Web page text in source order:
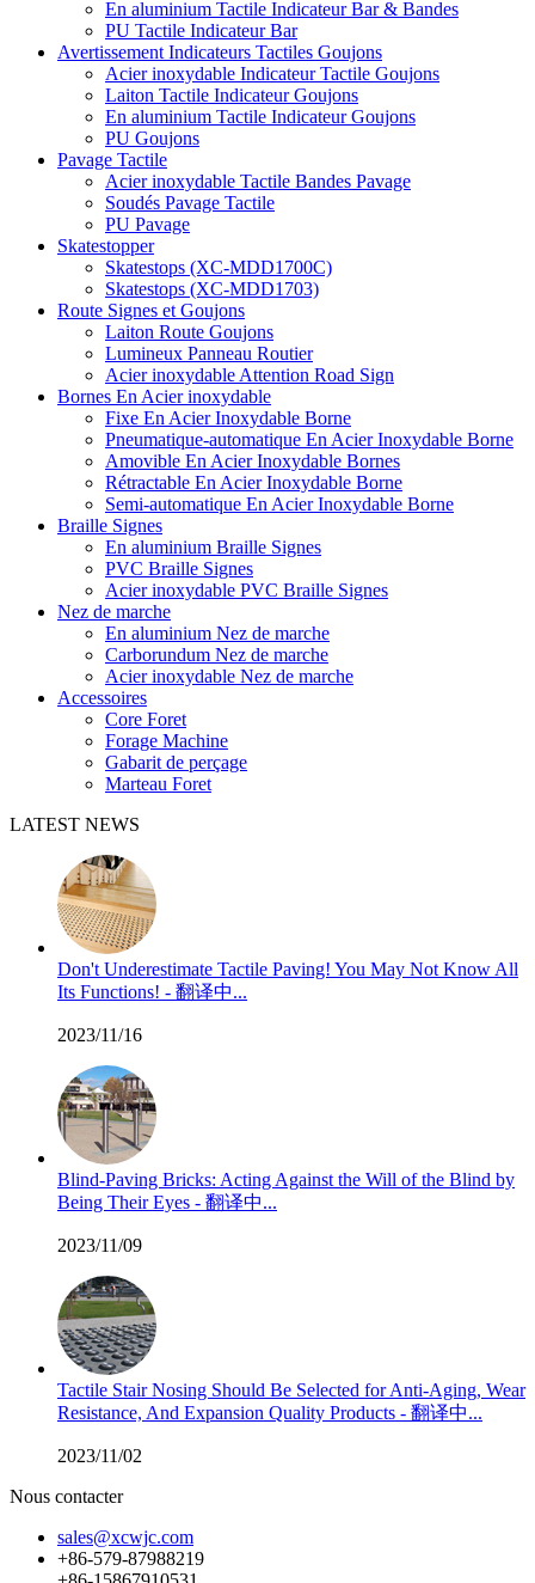
En aluminium Tactile Indicateur Bar & Bandes
PU Tactile Indicateur Bar
Avertissement Indicateurs Tactiles Goujons
Acier inoxydable Indicateur Tactile Goujons
Laiton Tactile Indicateur Goujons
En aluminium Tactile Indicateur Goujons
PU Goujons
Pavage Tactile
Acier inoxydable Tactile Bandes Pavage
Soudés Pavage Tactile
PU Pavage
Skatestopper
Skatestops (XC-MDD1700C)
Skatestops (XC-MDD1703)
Route Signes et Goujons
Laiton Route Goujons
Lumineux Panneau Routier
Acier inoxydable Attention Road Sign
Bornes En Acier inoxydable
Fixe En Acier Inoxydable Borne
Pneumatique-automatique En Acier Inoxydable Borne
Amovible En Acier Inoxydable Bornes
Rétractable En Acier Inoxydable Borne
Semi-automatique En Acier Inoxydable Borne
Braille Signes
En aluminium Braille Signes
PVC Braille Signes
Acier inoxydable PVC Braille Signes
Nez de marche
En aluminium Nez de marche
Carborundum Nez de marche
Acier inoxydable Nez de marche
Accessoires
Core Foret
Forage Machine
Gabarit de perçage
Marteau Foret
LATEST NEWS
Don't Underestimate Tactile Paving! You May Not Know All
Its Functions! - 翻译中...
2023/11/16
Blind-Paving Bricks: Acting Against the Will of the Blind by
Being Their Eyes - 翻译中...
2023/11/09
Tactile Stair Nosing Should Be Selected for Anti-Aging, Wear
Resistance, And Expansion Quality Products - 翻译中...
2023/11/02
Nous contacter
sales@xcwjc.com
+86-579-87988219